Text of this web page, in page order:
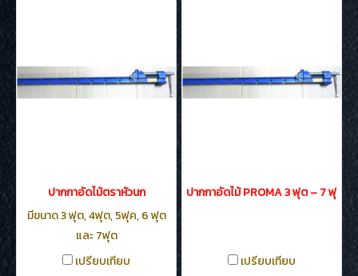
ปากกาอัดไม้ตราหัวนก
มีขนาด 3 ฟุต, 4ฟุต, 5ฟุค, 6 ฟุต
และ 7ฟุต
เปรียบเทียบ
ปากกาอัดไม้ PROMA 3 ฟุต – 7 ฟุต
เปรียบเทียบ